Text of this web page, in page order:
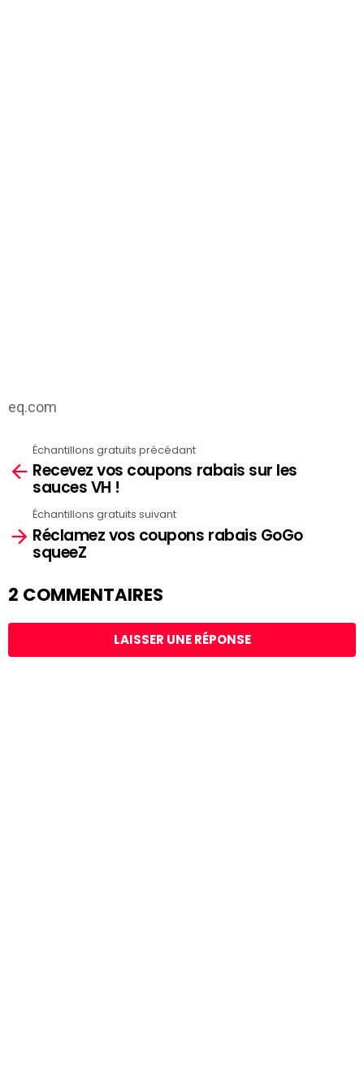
eq.com
more
Échantillons gratuits précédant
Recevez vos coupons rabais sur les
sauces VH !
Échantillons gratuits suivant
Réclamez vos coupons rabais GoGo
squeeZ
2 COMMENTAIRES
LAISSER UNE RÉPONSE